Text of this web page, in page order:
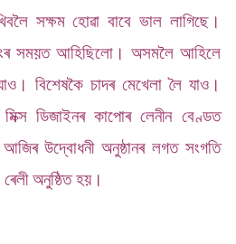
সক্ষম হোৱা বাবে ভাল লাগিছে।
সময়ত আহিছিলো। অসমলৈ আহিলে
বিশেষকৈ চাদৰ মেখেলা লৈ যাও।
ডিজাইনৰ কাপোৰ লেনীন বেণ্ডত
উদ্বোধনী অনুষ্ঠানৰ লগত সংগতি
অনুষ্ঠিত হয়।